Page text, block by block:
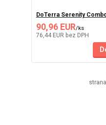
DoTerra Serenity
90,96 EUR/ks
76,44 EUR bez DPH
strana